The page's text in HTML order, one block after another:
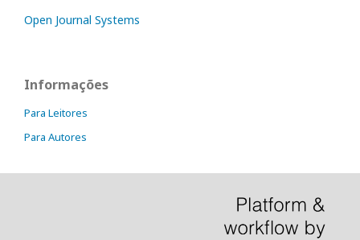
Open Journal Systems
Informações
Para Leitores
Para Autores